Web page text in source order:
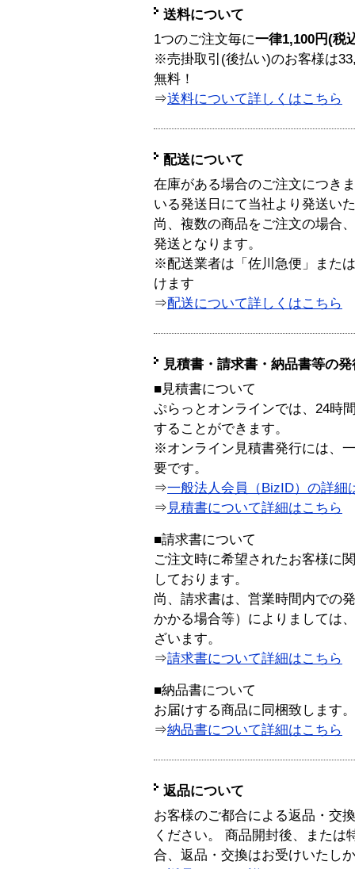
送料について
1つのご注文毎に一律1,100円(税
※売掛取引(後払い)のお客様は
無料！
⇒送料について詳しくはこちら
配送について
在庫がある場合のご注文につき
いる発送日にて当社より発送い
尚、複数の商品をご注文の場合
発送となります。
※配送業者は「佐川急便」また
けます
⇒配送について詳しくはこちら
見積書・請求書・納品書等の
■見積書について
ぷらっとオンラインでは、24時
することができます。
※オンライン見積書発行には、
要です。
⇒一般法人会員（BizID）の詳細
⇒ 見積書について詳細はこちら
■請求書について
ご注文時に希望されたお客様に
しております。
尚、請求書は、営業時間内での
かかる場合等）によりましては
ざいます。
⇒請求書について詳細はこちら
■納品書について
お届けする商品に同梱致します。
⇒納品書について詳細はこちら
返品について
お客様のご都合による返品・交
ください。 商品開封後、または
合、返品・交換はお受けいたし